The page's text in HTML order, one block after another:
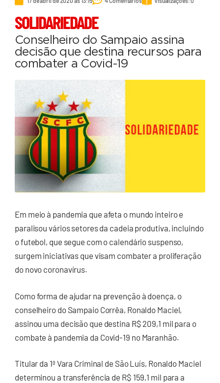
SOLIDARIEDADE
Conselheiro do Sampaio assina
decisão que destina recursos para
combater a Covid-19
Em meio à pandemia que afeta o mundo inteiro e
paralisou vários setores da cadeia produtiva, incluindo
o futebol, que segue com o calendário suspenso,
surgem iniciativas que visam combater a proliferação
do novo coronavírus.
Como forma de ajudar na prevenção à doença, o
conselheiro do Sampaio Corrêa, Ronaldo Maciel,
assinou uma decisão que destina R$ 209,1 mil para o
combate à pandemia da Covid-19 no Maranhão.
Titular da 1ª Vara Criminal de São Luís, Ronaldo Maciel
determinou a transferência de R$ 159,1 mil para a